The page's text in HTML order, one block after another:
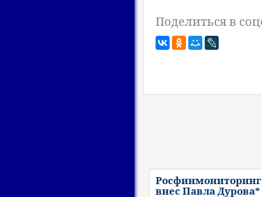
Поделиться в
Росфинмониторинг
внес Павла